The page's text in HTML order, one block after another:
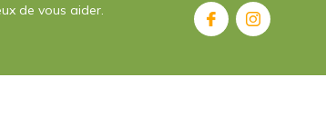
de vous aider.